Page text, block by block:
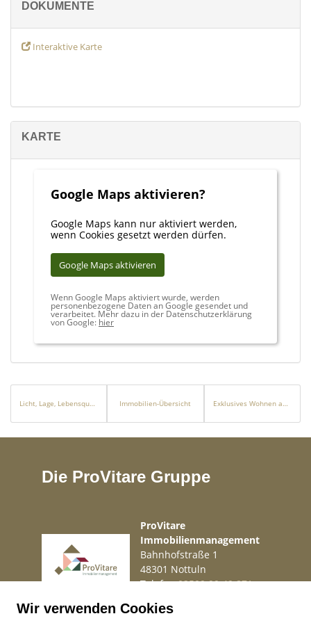
DOKUMENTE
Interaktive Karte
KARTE
Google Maps aktivieren?
Google Maps kann nur aktiviert werden,
wenn Cookies gesetzt werden dürfen.
Google Maps aktivieren
Wenn Google Maps aktiviert wurde, werden
personenbezogene Daten an Google gesendet und
verarbeitet. Mehr dazu in der Datenschutzerklärung
von Google: hier
Licht, Lage, Lebensqualität – Ihre Kapitalanlage mit Wohlfühlfaktor Immobilien-Übersicht Exklusives Wohnen am Wasser – modern, luxuriös und durchdacht!
Die ProVitare Gruppe
ProVitare
Immobilienmanagement
Bahnhofstraße 1
48301 Nottuln
Telefon02509 99 49 871
Wir verwenden Cookies